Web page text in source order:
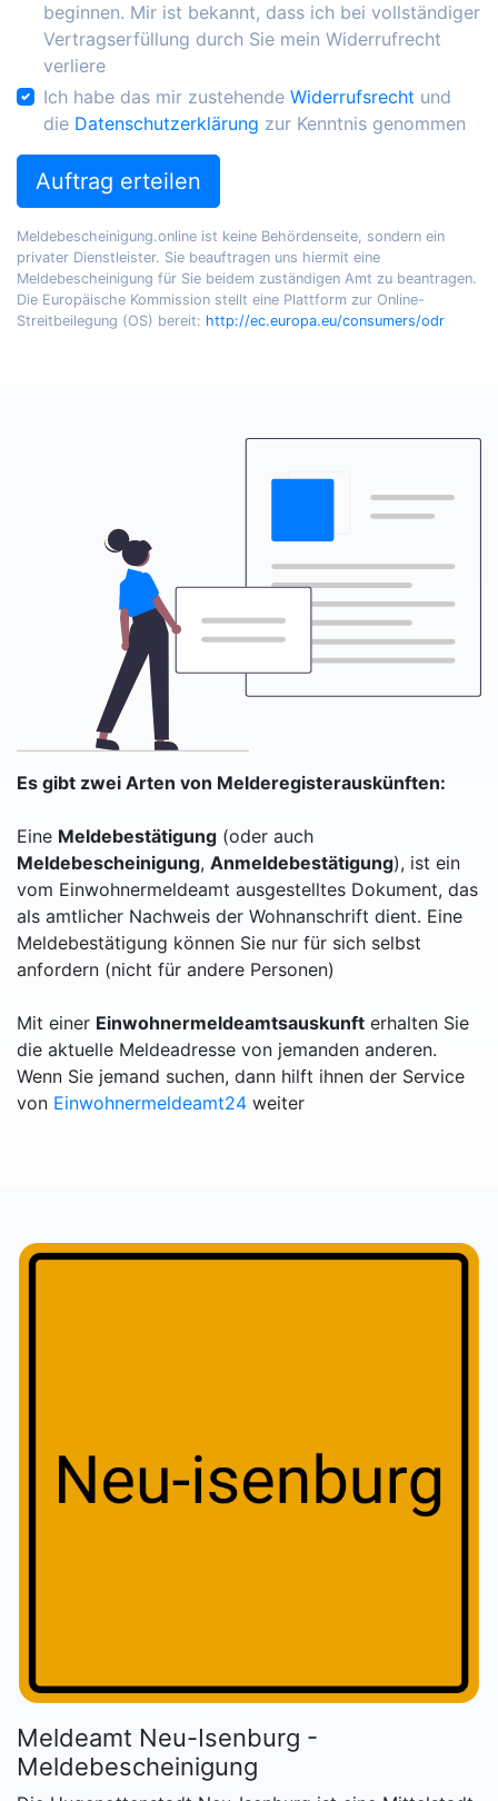
beginnen. Mir ist bekannt, dass ich bei vollständiger
Vertragserfüllung durch Sie mein Widerrufrecht
verliere
Ich habe das mir zustehende Widerrufsrecht und
die Datenschutzerklärung zur Kenntnis genommen
Auftrag erteilen
Meldebescheinigung.online ist keine Behördenseite, sondern ein
privater Dienstleister. Sie beauftragen uns hiermit eine
Meldebescheinigung für Sie beidem zuständigen Amt zu beantragen.
Die Europäische Kommission stellt eine Plattform zur Online-
Streitbeilegung (OS) bereit: http://ec.europa.eu/consumers/odr
Es gibt zwei Arten von Melderegisterauskünften:
Eine Meldebestätigung (oder auch
Meldebescheinigung, Anmeldebestätigung), ist ein
vom Einwohnermeldeamt ausgestelltes Dokument, das
als amtlicher Nachweis der Wohnanschrift dient. Eine
Meldebestätigung können Sie nur für sich selbst
anfordern (nicht für andere Personen)
Mit einer Einwohnermeldeamtsauskunft erhalten Sie
die aktuelle Meldeadresse von jemanden anderen.
Wenn Sie jemand suchen, dann hilft ihnen der Service
von Einwohnermeldeamt24 weiter
Meldeamt Neu-Isenburg -
Meldebescheinigung